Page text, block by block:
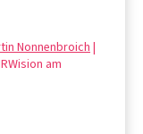
Nonnenbroich |
am